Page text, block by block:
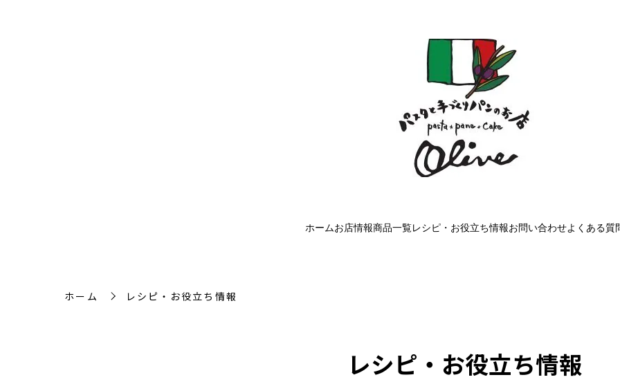
ホームお店情報商品一覧レシピ・お役立ち情報お問い合わせよくある質
ホーム レシピ・お役立ち情報
レシピ・お役立ち情報